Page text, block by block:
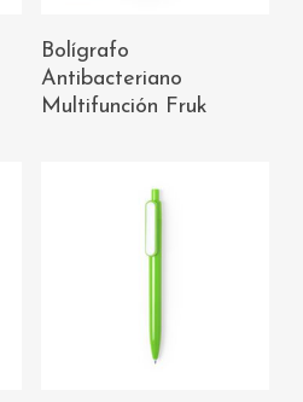
AÑADIR AL
CARRITO
Bolígrafo
Antibacteriano
Multifunción Fruk